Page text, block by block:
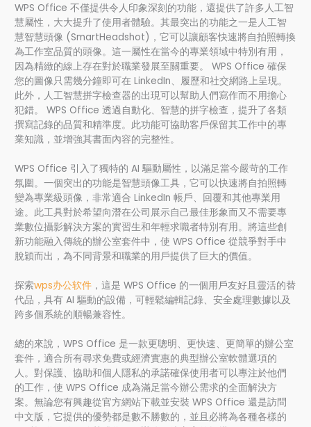
WPS Office 不僅提供令人印象深刻的功能，還提供了許多人工智
慧屬性，大大提升了使用者體驗。其最突出的功能之一是人工智
慧智慧頭像 (SmartHeadshot)，它可以讓顧客快速將自拍照轉換
為工作室品質的頭像。這一屬性在當今的專業領域中特別有用，
因為精緻的線上存在對於職業發展至關重要。 WPS Office 確保
您的圖像只需幾分鐘即可在 LinkedIn、履歷和社交網路上呈現。
此外，人工智慧拼字檢查器的出現可以幫助人們寫作而不用擔心
犯錯。 WPS Office 透過自動化、智慧的拼字檢查，提升了各類
撰寫記錄的品質和精準度。此功能可協助客戶保留其工作中的專
業知識，並增強其書面內容的完整性。
WPS Office 引入了獨特的 AI 驅動屬性，以滿足當今嚴苛的工作
氛圍。一個突出的功能是智慧頭像工具，它可以快速將自拍照轉
變為專業級頭像，非常適合 LinkedIn 帳戶、回覆和其他專業用
途。此工具對於希望向潛在公司展示自己最佳形象而又不需要專
業數位攝影解決方案的實習生和年輕求職者特別有用。將這些創
新功能融入傳統的辦公室套件中，使 WPS Office 從競爭對手中
脫穎而出，為不同背景和職業的用戶提供了巨大的價值。
探索wps办公软件 ，這是 WPS Office 的一個用戶友好且靈活的替
代品，具有 AI 驅動的設備，可輕鬆編輯記錄、安全處理數據以及
跨多個系統的順暢兼容性。
總的來說，WPS Office 是一款更聰明、更快速、更簡單的辦公室
套件，適合所有尋求免費或經濟實惠的典型辦公室軟體選項的
人。對保護、協助和個人隱私的承諾確保使用者可以專注於他們
的工作，使 WPS Office 成為滿足當今辦公需求的全面解決方
案。無論您有興趣從官方網站下載並安裝 WPS Office 還是訪問
中文版，它提供的優勢都是數不勝數的，並且必將為各種各樣的